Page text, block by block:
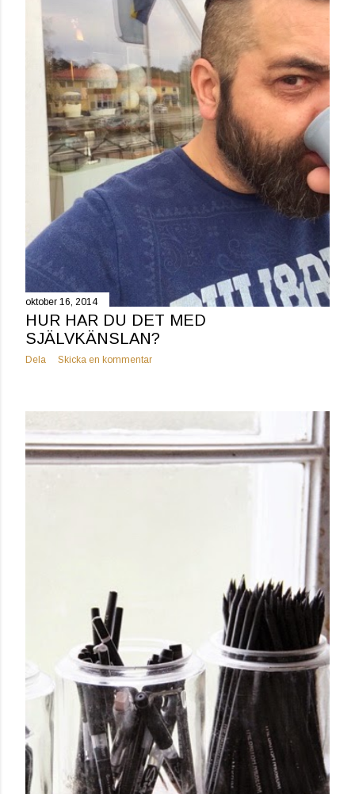
oktober 16, 2014
HUR HAR DU DET MED
SJÄLVKÄNSLAN?
Dela Skicka en kommentar